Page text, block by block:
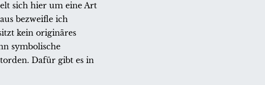
sich hier um eine Art
bezweifle ich
kein originäres
symbolische
Dafür gibt es in